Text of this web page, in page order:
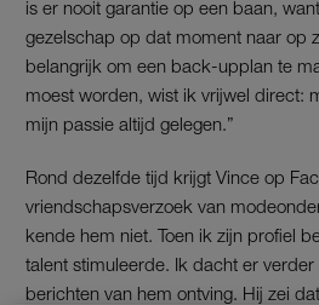
is er nooit garantie op een baan,
gezelschap op dat moment naar op
belangrijk om een back-upplan te
moest worden, wist ik vrijwel direct:
mijn passie altijd gelegen.”
Rond dezelfde tijd krijgt Vince op
vriendschapsverzoek van
kende hem niet. Toen ik zijn profiel
talent stimuleerde. Ik dacht er verder
berichten van hem ontving. Hij zei